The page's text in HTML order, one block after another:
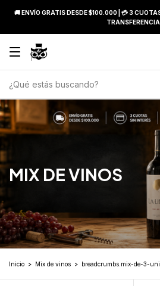
🚚 ENVÍO GRATIS DESDE $100.000 | 💳 3
TRANSFERENCIA
MIX DE VINOS
Inicio > Mix de vinos > breadcrumbs.mix-de-3-